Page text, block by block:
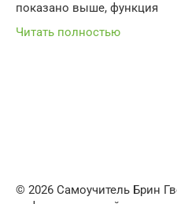
показано выше, функция
Читать полностью
© 2026 Самоучитель Брин